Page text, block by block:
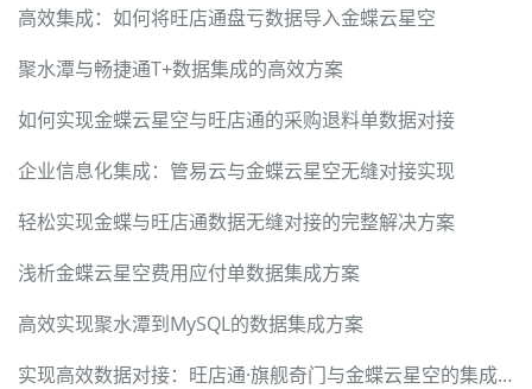
高效集成：如何将旺店通盘亏数据导入金蝶云星空
聚水潭与畅捷通T+数据集成的高效方案
如何实现金蝶云星空与旺店通的采购退料单数据对接
企业信息化集成：管易云与金蝶云星空无缝对接实现
轻松实现金蝶与旺店通数据无缝对接的完整解决方案
浅析金蝶云星空费用应付单数据集成方案
高效实现聚水潭到MySQL的数据集成方案
实现高效数据对接：旺店通·旗舰奇门与金蝶云星空的集成方案